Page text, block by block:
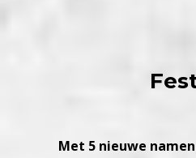
Met 5 nieuwe